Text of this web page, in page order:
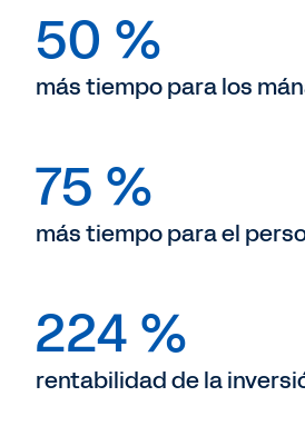
50 %
más tiempo para los
75 %
más tiempo para el
224 %
rentabilidad de la